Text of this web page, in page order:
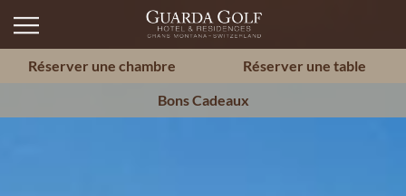
Réserver une chambre
Bons Cadeaux
Réserver une table